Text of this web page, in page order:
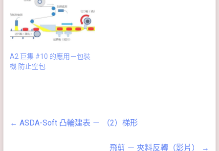
A2 巨集 #10 的應用－包裝
機 防止空包
← ASDA-Soft 凸輪建表 － （2）梯形
飛剪 － 夾料反轉（影片） →